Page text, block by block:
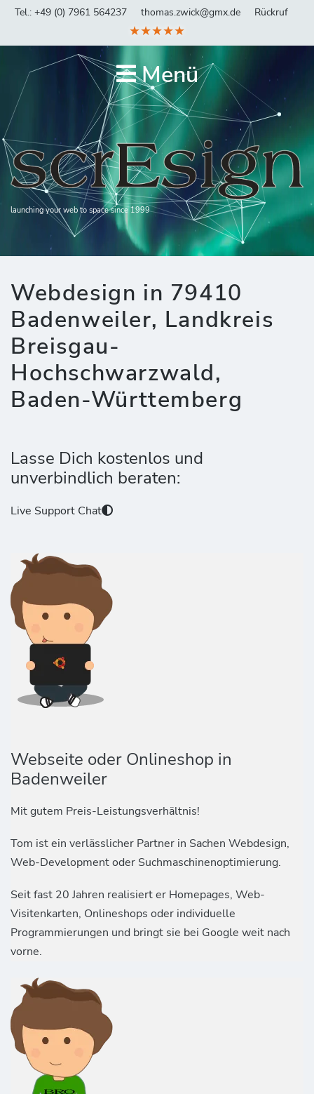
Tel.: +49 (0) 7961 564237 thomas.zwick@gmx.de Rückruf
★★★★★
Menü
launching your web to space since 1999
Webdesign in 79410
Badenweiler, Landkreis
Breisgau-
Hochschwarzwald,
Baden-Württemberg
Lasse Dich kostenlos und
unverbindlich beraten:
Live Support Chat
Webseite oder Onlineshop in
Badenweiler
Mit gutem Preis-Leistungsverhältnis!
Tom ist ein verlässlicher Partner in Sachen Webdesign,
Web-Development oder Suchmaschinenoptimierung.
Seit fast 20 Jahren realisiert er Homepages, Web-
Visitenkarten, Onlineshops oder individuelle
Programmierungen und bringt sie bei Google weit nach
vorne.